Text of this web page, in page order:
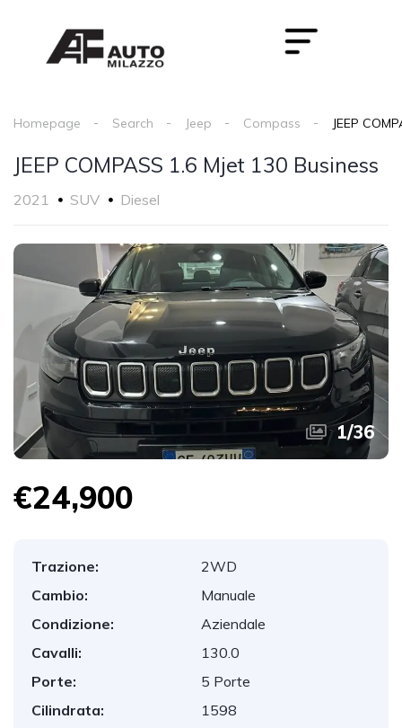
Homepage Search Jeep Compass JEEP
JEEP COMPASS 1.6 Mjet 130 Business
2021 SUV Diesel
1/36
€24,900
Trazione:
2WD
Cambio:
Manuale
Condizione:
Aziendale
Cavalli:
130.0
Porte:
5 Porte
Cilindrata:
1598